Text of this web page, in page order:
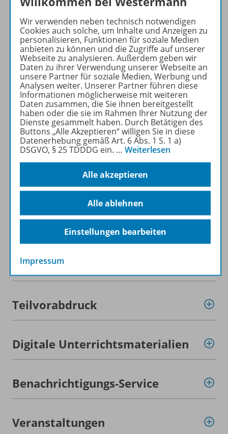
modernen Unterrichtswerke
für einen offenen und
flexiblen Unterricht in den
FächernMathematik,
DeutschundEnglisch.
Mehr erfahren
Produktinformationen
Beschreibung
Zugehörige Produkte
Planungshilfen
Teilvorabdruck
Digitale Unterrichtsmaterialien
Benachrichtigungs-Service
Veranstaltungen
Wir verwenden neben technisch notwendigen
Cookies auch solche, um Inhalte und Anzeigen zu
personalisieren, Funktionen für soziale Medien
anbieten zu können und die Zugriffe auf unserer
Webseite zu analysieren. Außerdem geben wir
Daten zu ihrer Verwendung unserer Webseite an
unsere Partner für soziale Medien, Werbung und
Analysen weiter. Unserer Partner führen diese
Informationen möglicherweise mit weiteren
Daten zusammen, die Sie ihnen bereitgestellt
haben oder die sie im Rahmen Ihrer Nutzung der
Dienste gesammelt haben. Durch Betätigen des
Buttons „Alle Akzeptieren“ willigen Sie in diese
Datenerhebung gemäß Art. 6 Abs. 1 S. 1 a)
DSGVO, § 25 TDDDG ein. … Weiterlesen
Alle akzeptieren
Alle ablehnen
Einstellungen bearbeiten
Impressum